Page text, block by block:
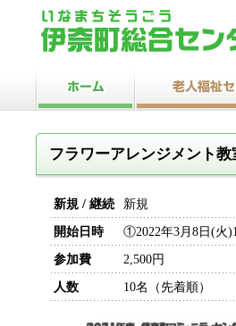
フラワーアレンジメント
新規 / 継続 新規
開始日時 ①2022年3月8日(火
参加費 2,500円
人数 10名（先着順）